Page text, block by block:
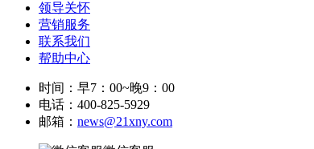
领导关怀
营销服务
联系我们
帮助中心
时间：早7：00~晚9：00
电话：400-825-5929
邮箱： news@21xny.com